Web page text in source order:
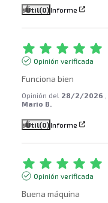
Útil(0)Informe
Opinión verificada
Funciona bien
Opinión del 28/2/2026
Mario B.
Útil(0)Informe
Opinión verificada
Buena máquina